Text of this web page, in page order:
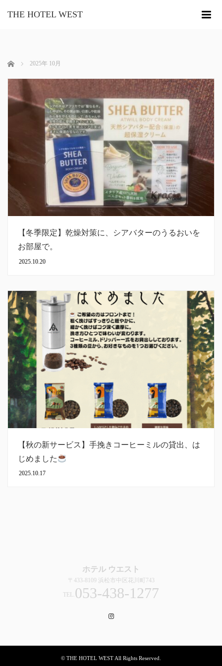
THE HOTEL WEST
ホーム 2025年 10月
【冬季限定】乾燥対策に、シアバターのうるおいを
お部屋で。
2025.10.20
【秋の新サービス】手挽きコーヒーミルの貸出、は
じめました
2025.10.17
ホテル ウエスト
〒433-8109 浜松市中区花川町743
TEL.053-438-1277
© THE HOTEL WEST All Rights Reserved.